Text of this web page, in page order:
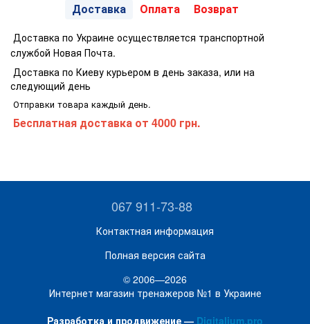
Доставка Оплата Возврат
Доставка по Украине осуществляется транспортной
службой Новая Почта.
Доставка по Киеву курьером в день заказа, или на
следующий день
Отправки товара каждый день.
Бесплатная доставка от 4000 грн.
067 911-73-88
Контактная информация
Полная версия сайта
© 2006—2026
Интернет магазин тренажеров №1 в Украине
Разработка и продвижение — Digitalium.pro